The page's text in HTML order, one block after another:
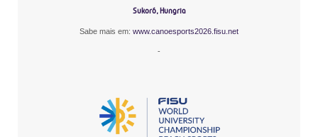
Sukoró, Hungria
Sabe mais em: www.canoesports2026.fisu.net
-